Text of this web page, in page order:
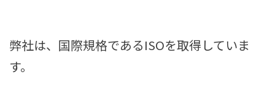
弊社は、国際規格であるISOを取得していま
す。